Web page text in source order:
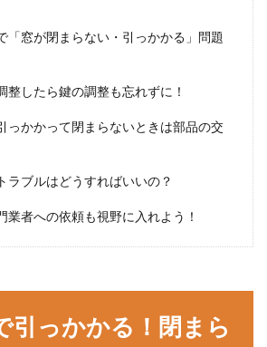
住宅の床にフローリングが使われている場合、
日常生活で傷がついてしまうこともあるでしょ
納戸を活用するための収納術！階段
ぐに使わないものを入れておく収納スペースと
「窓が閉まらない・引っかかる」問題
整したら鍵の調整も忘れずに！
っかかって閉まらないときは部品の交
ラブルはどうすればいいの？
業者への依頼も視野に入れよう！
引っかかる！閉まら